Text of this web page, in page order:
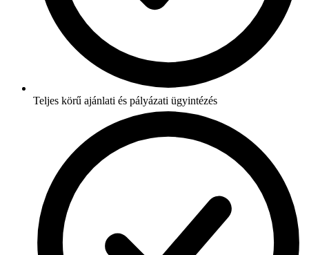
Teljes körű ajánlati és pályázati ügyintézés